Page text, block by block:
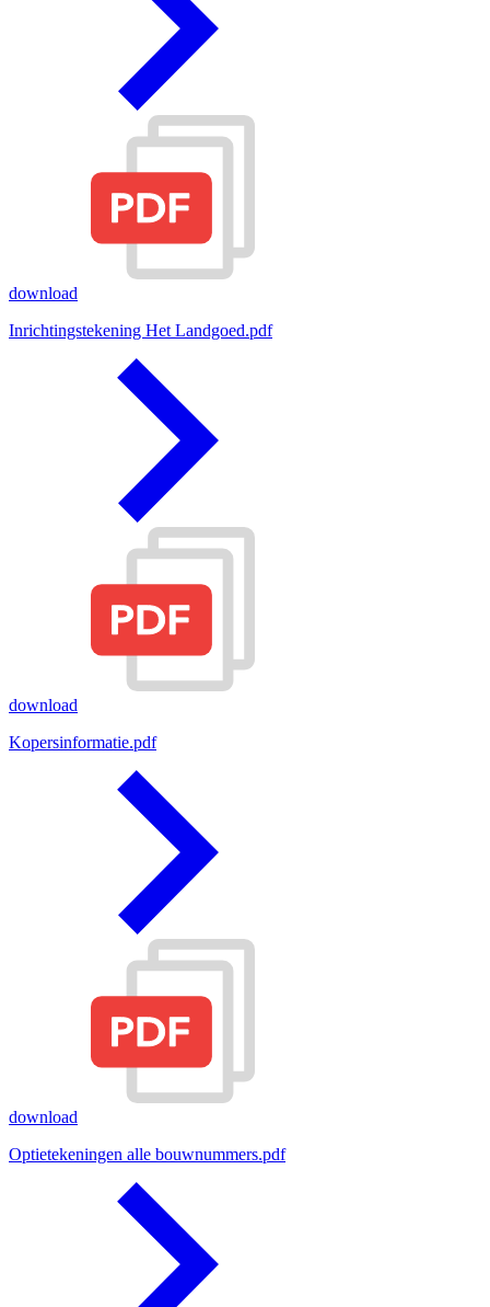
download
Inrichtingstekening Het Landgoed.pdf
download
Kopersinformatie.pdf
download
Optietekeningen alle bouwnummers.pdf